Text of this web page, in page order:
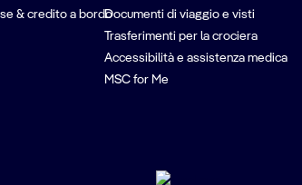
& credito a bordoDocumenti di viaggio e visti
Trasferimenti per la crociera
Accessibilità e assistenza medica
MSC for Me